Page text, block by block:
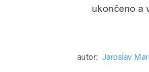
ukončeno a
autor: Jaroslav